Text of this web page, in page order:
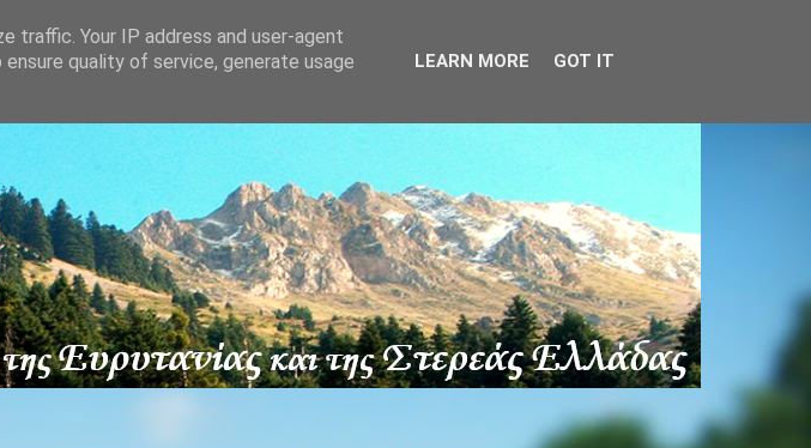
traffic. Your IP address and user-agent
quality of service, generate usage
LEARN MORE GOT IT